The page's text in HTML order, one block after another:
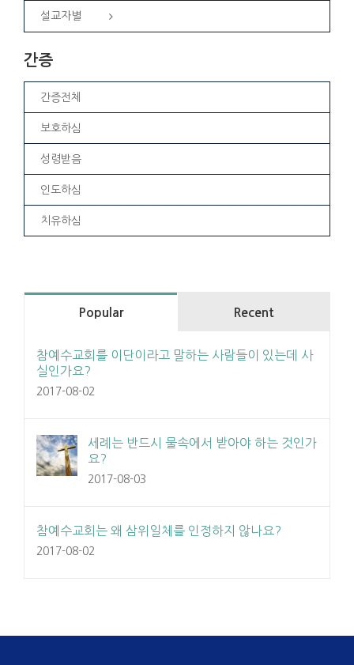
설교자별
간증
간증전체
보호하심
성령받음
인도하심
치유하심
Popular Recent
참예수교회를 이단이라고 말하는 사람들이 있는데 사
실인가요?
2017-08-02
세례는 반드시 물속에서 받아야 하는 것인가
요?
2017-08-03
참예수교회는 왜 삼위일체를 인정하지 않나요?
2017-08-02